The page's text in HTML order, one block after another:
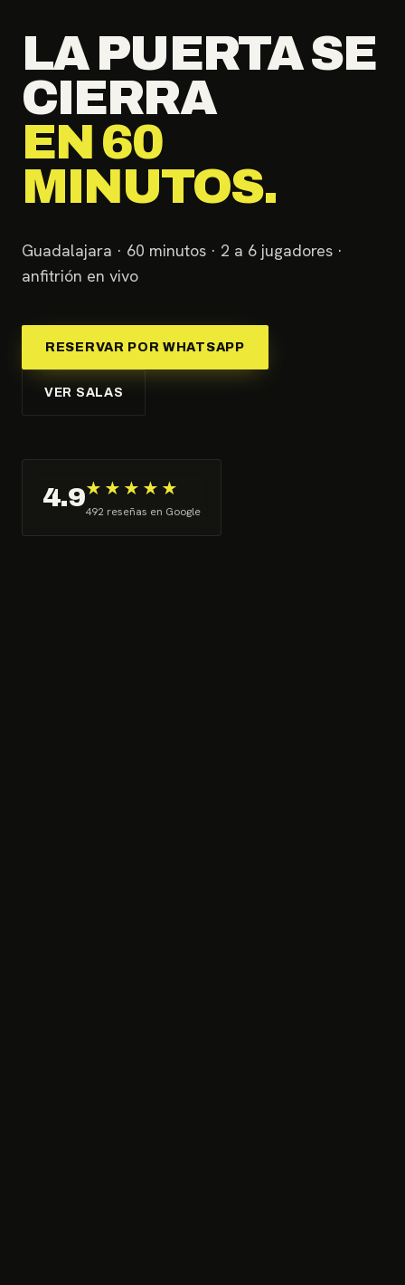
LA PUERTA SE
CIERRA
EN 60
MINUTOS.
Guadalajara · 60 minutos · 2 a 6 jugadores ·
anfitrión en vivo
RESERVAR POR WHATSAPP
VER SALAS
4.9★★★★★
492 reseñas en Google